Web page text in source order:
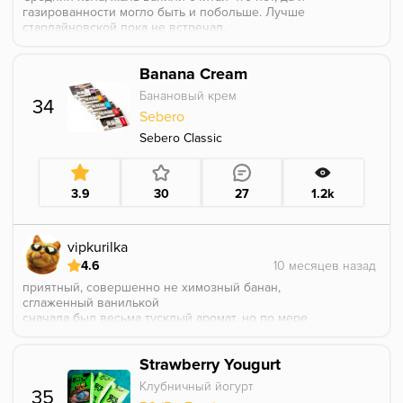
газированности могло быть и побольше. Лучше
старлайновской пока не встречал.
34
Banana Cream
Банановый крем
Sebero
Sebero Classic
3.9 30 27 1.2k
vipkurilka
4.6
приятный, совершенно не химозный банан,
сглаженный ванилькой
сначала был весьма тусклый аромат, но по мере
стоит конечно понимать что яркого вкуса тут ждать
и не стоит, это совсем не какая-нибудь банановая
жвачка палитры с небольшим переаромом и
35
Strawberry Yougurt
Клубничный йогурт